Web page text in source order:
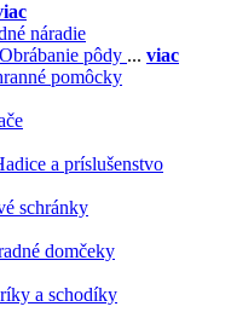
náradie
Obrábanie pôdy ... viac
pomôcky
a príslušenstvo
schránky
domčeky
a schodíky